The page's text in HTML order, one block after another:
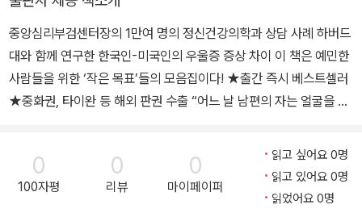
장, 삼성서울병원 디지털치료연구센터장, 성균관대 삼성융합의과학
원 겸임교수, 한국생명존중희망재단 이사를 맡고 있다. 2022년 6월
에는 첨단 디지털 의료기기와 치료제를 개발하는 ㈜메디트릭스를 설
립했다(https://meditrix.co.kr/). ㈜메디트릭스는 삼성서울병원의
보건복지부 연구중심병원 육성 R&D 지원사업인 ‘미래형 환자 중심
품은 V‘R-바이오피드백-모션체어’로 우울증과 불안증 등에 사용되
는 바이오피드백 장비를 가상현실과 모션체어에 결합하여 치료 효과
를 높이고 스스로 자신의 우울과 불안 상태를 평가할 수 있도록 한 의
중앙심리부검센터장의 1만여 명의 정신건강의학과 상담 사례 하버드
대와 함께 연구한 한국인-미국인의 우울증 증상 차이 이 책은 예민한
사람들을 위한 ‘작은 목표’들의 모음집이다! ★출간 즉시 베스트셀러
★중화권, 타이완 등 해외 판권 수출 “어느 날 남편의 자는 얼굴을 찰
것 같아요.”(20대 대학생) “남편이 직장에서 책임질 일을 저질렀다는
말을 들은 뒤 숨이 안 쉬어졌어요.”(50대 주부) “직설적인 말투의 상
사가 무서워요. 마음의 풀밭이 다 쥐어뜯기는 것 같아요.”(30대 직장
0
100자평
0
리뷰
0
마이페이퍼
읽고 싶어요 0명
읽고 있어요 0명
읽었어요 0명